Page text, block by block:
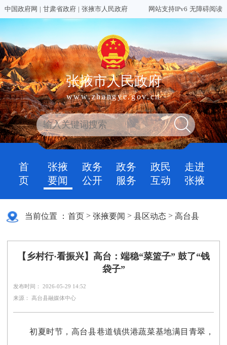
中国政府网 | 甘肃省政府 | 张掖市人民政府 网站支持IPv6 无障碍阅读
张掖市人民政府
www.zhangye.gov.cn
首
页
张掖
要闻
政务
公开
政务
服务
政民
互动
走进
张掖
当前位置 ： 首页 >张掖要闻 >县区动态 >高台县
【乡村行·看振兴】高台：端稳“菜篮子” 鼓了“钱
袋子”
发布时间： 2026-05-29 14:52
来源： 高台县融媒体中心
初夏时节，高台县巷道镇供港蔬菜基地满目青翠，